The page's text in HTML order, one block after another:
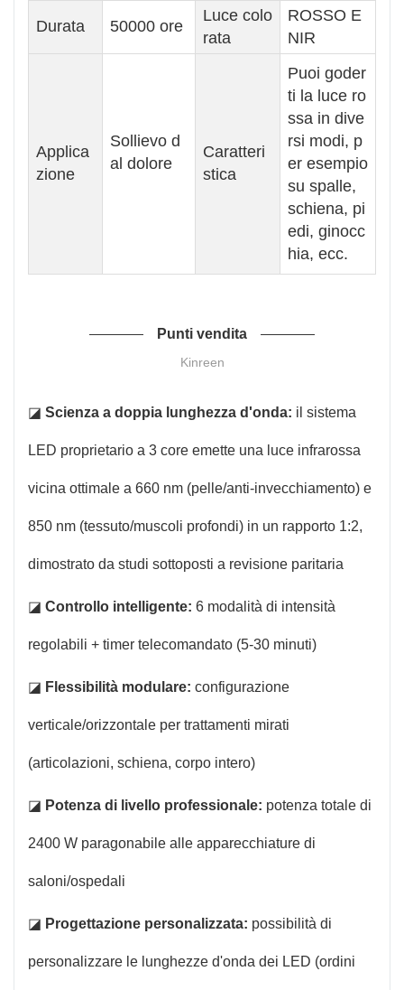
Durata 50000 ore
Luce colo
rata
ROSSO E
NIR
Applica
zione
Sollievo d
al dolore
Caratteri
stica
Puoi goder
ti la luce ro
ssa in dive
rsi modi, p
er esempio
su spalle,
schiena, pi
edi, ginocc
hia, ecc.
Punti vendita
Kinreen
◪ Scienza a doppia lunghezza d'onda: il sistema
LED proprietario a 3 core emette una luce infrarossa
vicina ottimale a 660 nm (pelle/anti-invecchiamento) e
850 nm (tessuto/muscoli profondi) in un rapporto 1:2,
dimostrato da studi sottoposti a revisione paritaria
◪ Controllo intelligente: 6 modalità di intensità
regolabili + timer telecomandato (5-30 minuti)
◪ Flessibilità modulare: configurazione
verticale/orizzontale per trattamenti mirati
(articolazioni, schiena, corpo intero)
◪ Potenza di livello professionale: potenza totale di
2400 W paragonabile alle apparecchiature di
saloni/ospedali
◪ Progettazione personalizzata: possibilità di
personalizzare le lunghezze d'onda dei LED (ordini